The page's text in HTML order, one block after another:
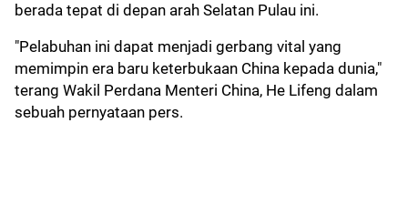
berada tepat di depan arah Selatan Pulau ini.
"Pelabuhan ini dapat menjadi gerbang vital yang
memimpin era baru keterbukaan China kepada dunia,"
terang Wakil Perdana Menteri China, He Lifeng dalam
sebuah pernyataan pers.